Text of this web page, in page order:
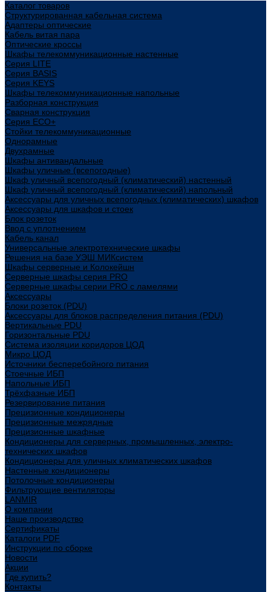
Каталог товаров
Структурированная кабельная система
Адаптеры оптические
Кабель витая пара
Оптические кроссы
Шкафы телекоммуникационные настенные
Cерия LITE
Cерия BASIS
Cерия KEYS
Шкафы телекоммуникационные напольные
Разборная конструкция
Сварная конструкция
Серия ECO+
Стойки телекоммуникационные
Однорамные
Двухрамные
Шкафы антивандальные
Шкафы уличные (всепогодные)
Шкаф уличный всепогодный (климатический) настенный
Шкаф уличный всепогодный (климатический) напольный
Аксессуары для уличных всепогодных (климатических) шкафов
Аксессуары для шкафов и стоек
Блок розеток
Ввод с уплотнением
Кабель канал
Универсальные электротехнические шкафы
Решения на базе УЭШ МИКсистем
Шкафы серверные и Колокейшн
Серверные шкафы серия PRO
Серверные шкафы серии PRO с ламелями
Аксессуары
Блоки розеток (PDU)
Аксессуары для блоков распределения питания (PDU)
Вертикальные PDU
Горизонтальные PDU
Система изоляции коридоров ЦОД
Микро ЦОД
Источники бесперебойного питания
Стоечные ИБП
Напольные ИБП
Трёхфазные ИБП
Резервирование питания
Прецизионные кондиционеры
Прецизионные межрядные
Прецизионные шкафные
Кондиционеры для серверных, промышленных, электро-
технических шкафов
Кондиционеры для уличных климатических шкафов
Настенные кондиционеры
Потолочные кондиционеры
Фильтрующие вентиляторы
LANMIR
О компании
Наше производство
Сертификаты
Каталоги PDF
Инструкции по сборке
Новости
Акции
Где купить?
Контакты